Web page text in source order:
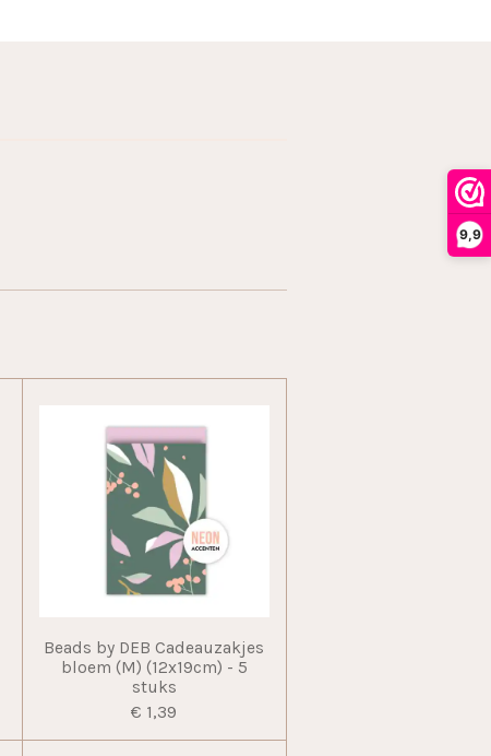
9,9
Beads by DEB Cadeauzakjes
bloem (M) (12x19cm) - 5
stuks
€ 1,39